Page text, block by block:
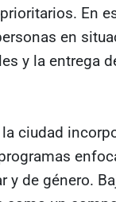
En
en
y la entrega
ciudad
de género.